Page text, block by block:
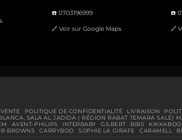
☎️ 0703196999
🔗 Voir sur Google Maps
☎️
🔗
POLITIQUE DE CONFIDENTIALITÉ LIVRAISON
SALA AL JADIDA ( RÉGION RABAT TEMARA SALÉ)
AVENT-PHILIPS INTERBABY GILBERT BIBS KIKKABOO
BROWNS CARRYBOO SOPHIE LA GIRAFE CARAMELL